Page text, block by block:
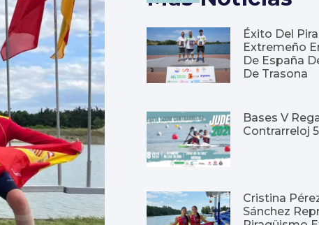
Éxito Del
Extremeño
De España
De Trasona
Bases V
Contrarreloj
Cristina
Sánchez